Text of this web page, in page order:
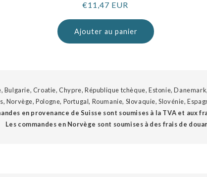
Prix
€11,47 EUR
Ajouter au panier
Bulgarie, Croatie, Chypre, République tchèque, Estonie,
Norvège, Pologne, Portugal, Roumanie, Slovaquie, Slovénie,
en provenance de Suisse sont soumises à la TVA et aux
Les commandes en Norvège sont soumises à des frais de